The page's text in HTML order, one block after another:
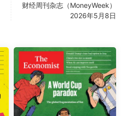
财经周刊杂志（MoneyWeek）
2026年5月8日